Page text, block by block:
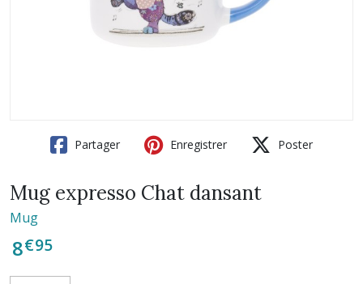
Partager Enregistrer Poster
Mug expresso Chat dansant
Mug
8€95